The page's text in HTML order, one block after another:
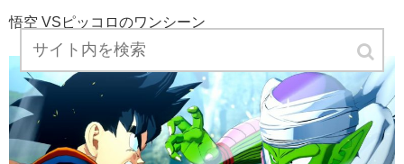
悟空 VSピッコロのワンシーン